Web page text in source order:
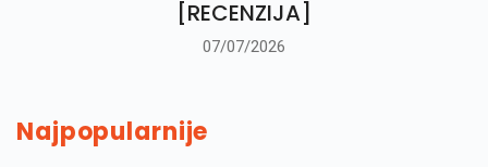
[RECENZIJA]
07/07/2026
Najpopularnije